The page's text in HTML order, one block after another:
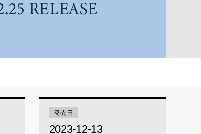
発売日
2023-12-13